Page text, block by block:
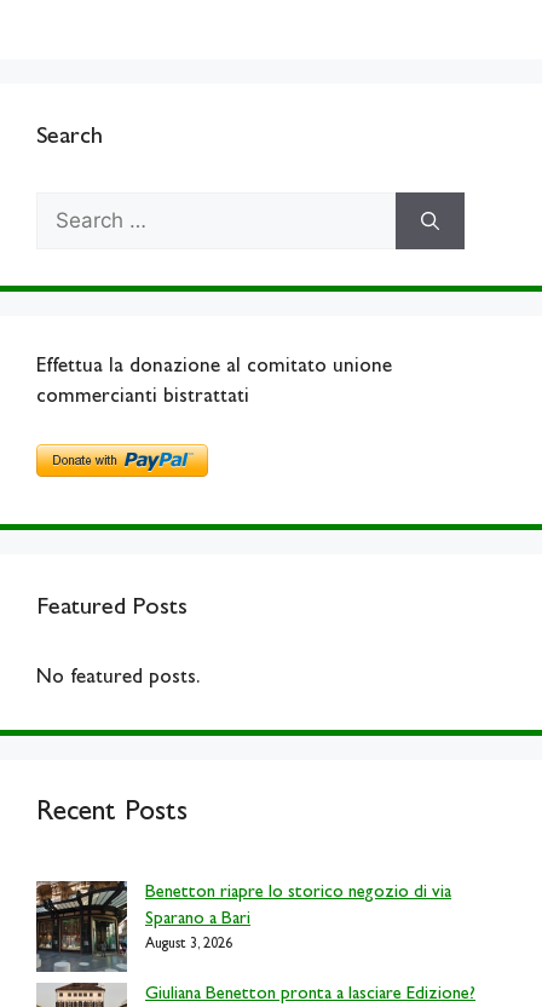
Search
Search
Effettua la donazione al comitato unione
commercianti bistrattati
Featured Posts
No featured posts.
Recent Posts
Benetton riapre lo storico negozio di via
Sparano a Bari
August 3, 2026
Giuliana Benetton pronta a lasciare Edizione?